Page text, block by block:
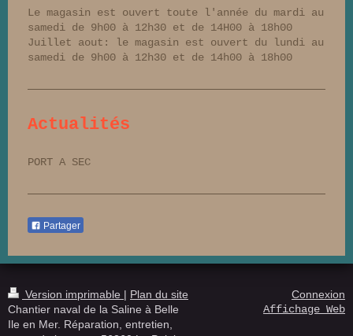
Le magasin est ouvert toute l'année du mardi au
samedi de 9h00 à 12h30 et de 14H00 à 18h00
Juillet aout: le magasin est ouvert du lundi au
samedi de 9h00 à 12h30 et de 14h00 à 18h00
Actualités
PORT A SEC
Partager
Version imprimable | Plan du site
Chantier naval de la Saline à Belle
Ile en Mer. Réparation, entretien,
Connexion
Affichage Web